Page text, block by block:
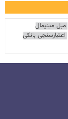
مبل مینیمال
اعتبارسنجی بانکی